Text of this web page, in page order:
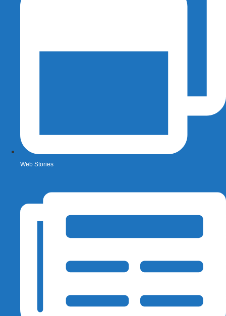
Web Stories